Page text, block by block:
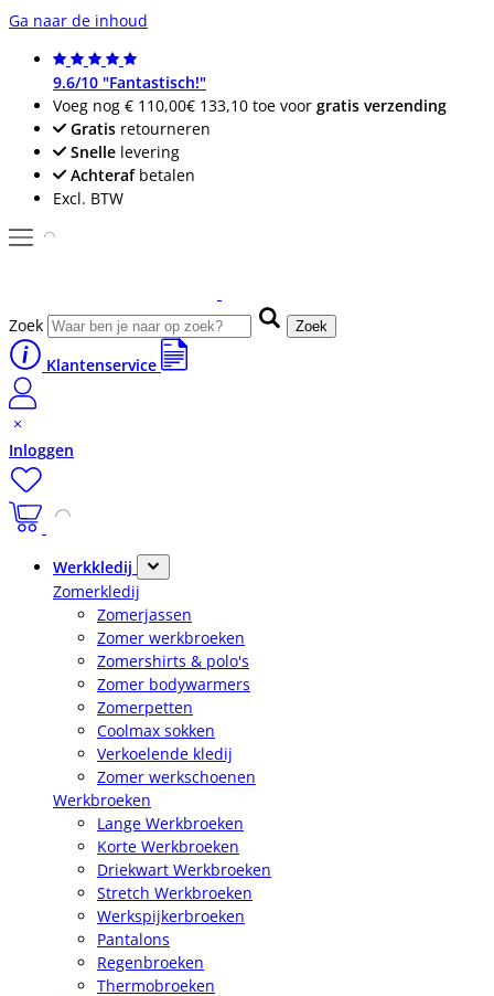
Ga naar de inhoud
9.6/10 "Fantastisch!"
Voeg nog € 110,00€ 133,10 toe voor gratis verzending
Gratis retourneren
Snelle levering
Achterafbetalen
Excl. BTW
Zoek Zoek
Klantenservice
Inloggen
Werkkledij
Zomerkledij
Zomerjassen
Zomer werkbroeken
Zomershirts & polo's
Zomer bodywarmers
Zomerpetten
Coolmax sokken
Verkoelende kledij
Zomer werkschoenen
Werkbroeken
Lange Werkbroeken
Korte Werkbroeken
Driekwart Werkbroeken
Stretch Werkbroeken
Werkspijkerbroeken
Pantalons
Regenbroeken
Thermobroeken